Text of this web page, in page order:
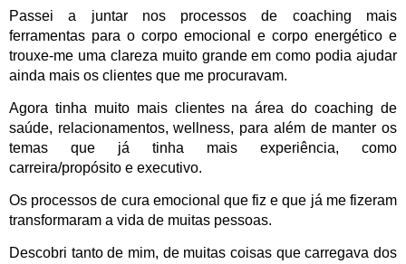
Passei a juntar nos processos de coaching mais
ferramentas para o corpo emocional e corpo energético e
trouxe-me uma clareza muito grande em como podia ajudar
ainda mais os clientes que me procuravam.
Agora tinha muito mais clientes na área do coaching de
saúde, relacionamentos, wellness, para além de manter os
temas que já tinha mais experiência, como
carreira/propósito e executivo.
Os processos de cura emocional que fiz e que já me fizeram
transformaram a vida de muitas pessoas.
Descobri tanto de mim, de muitas coisas que carregava dos